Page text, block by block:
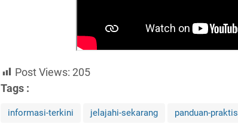
Post Views: 205
Tags :
informasi-terkini jelajahi-sekarang panduan-praktis